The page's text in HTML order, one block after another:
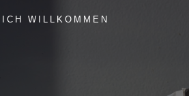
WILLKOMMEN